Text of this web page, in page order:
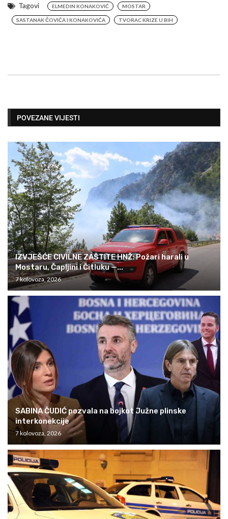
Tagovi ELMEDIN KONAKOVIĆ MOSTAR
SASTANAK ČOVIĆA I KONAKOVIĆA TVORAC KRIZE U BIH
POVEZANE VIJESTI
IZVJEŠĆE CIVILNE ZAŠTITE HNŽ: Požari harali u
Mostaru, Čapljini i Čitluku —...
7 kolovoza, 2026
SABINA ČUDIĆ pozvala na bojkot Južne plinske
interkonekcije
7 kolovoza, 2026